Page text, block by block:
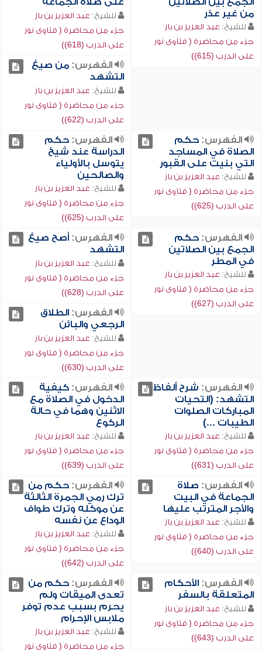
من غير عذر
للشيخ: عبد العزيز بن باز
جزء من محاضرة ( فتاوى نور
على الدرب (615))
للشيخ: عبد العزيز بن باز
جزء من محاضرة ( فتاوى نور
على الدرب (618))
الفهرس:من صيغ
التشهد
للشيخ: عبد العزيز بن باز
جزء من محاضرة ( فتاوى نور
على الدرب (622))
الفهرس:حكم
الصلاة في المساجد
التي بنيت على القبور
للشيخ: عبد العزيز بن باز
جزء من محاضرة ( فتاوى نور
على الدرب (625))
الفهرس:حكم
الدراسة عند شيخ
يتوسل بالأولياء
والصالحين
للشيخ: عبد العزيز بن باز
جزء من محاضرة ( فتاوى نور
على الدرب (625))
الفهرس:حكم
الجمع بين الصلاتين
في المطر
للشيخ: عبد العزيز بن باز
جزء من محاضرة ( فتاوى نور
على الدرب (627))
الفهرس:أصح صيغ
التشهد
للشيخ: عبد العزيز بن باز
جزء من محاضرة ( فتاوى نور
على الدرب (628))
الفهرس:الطلاق
الرجعي والبائن
للشيخ: عبد العزيز بن باز
جزء من محاضرة ( فتاوى نور
على الدرب (630))
الفهرس: شرح ألفاظ
التشهد: (التحيات
المباركات الصلوات
الطيبات ...)
للشيخ: عبد العزيز بن باز
جزء من محاضرة ( فتاوى نور
على الدرب (631))
الفهرس:كيفية
الدخول في الصلاة مع
الاثنين وهما في حالة
الركوع
للشيخ: عبد العزيز بن باز
جزء من محاضرة ( فتاوى نور
على الدرب (639))
الفهرس: صلاة
الجماعة في البيت
والأجر المترتب عليها
للشيخ: عبد العزيز بن باز
جزء من محاضرة ( فتاوى نور
على الدرب (640))
الفهرس:حكم من
ترك رمي الجمرة الثالثة
عن موكله وترك طواف
الوداع عن نفسه
للشيخ: عبد العزيز بن باز
جزء من محاضرة ( فتاوى نور
على الدرب (642))
الفهرس:الأحكام
المتعلقة بالسفر
للشيخ: عبد العزيز بن باز
جزء من محاضرة ( فتاوى نور
على الدرب (643))
الفهرس:حكم من
تعدى الميقات ولم
يحرم بسبب عدم توفر
ملابس الإحرام
للشيخ: عبد العزيز بن باز
جزء من محاضرة ( فتاوى نور